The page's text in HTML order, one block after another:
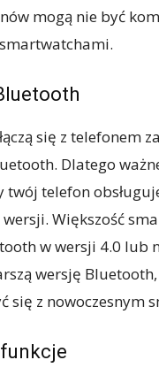
mogą nie być
się z telefonem
Dlatego
twój telefon
Większość
w wersji 4.0 lub
wersję
się z nowoczesnym